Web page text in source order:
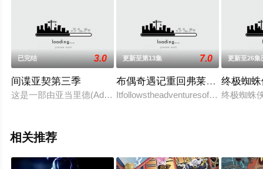
已完结 3.0
间谍亚契第三季
这是一部由亚当里德(Adam meijubar.net Reed)制作的时长30分
更新至第13集 7.0
布偶奇遇记重回弗莱戈石窟
更新至26集
终极蜘
终极蜘蛛
相关推荐